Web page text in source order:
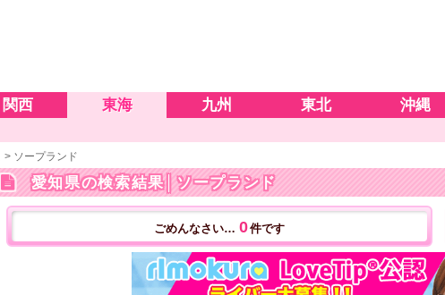
関西 東海 九州 東北 沖縄
> ソープランド
愛知県の検索結果│ソープランド
ごめんなさい…0件です